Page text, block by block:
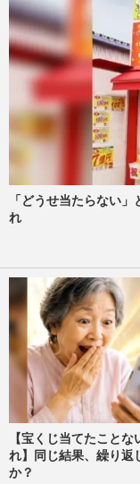
「どうせ当たらない
れ
【宝くじ当てたことな
れ】同じ結果、繰り返
か？